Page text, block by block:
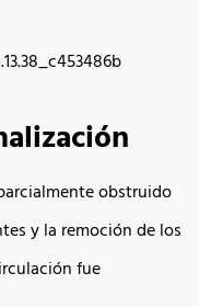
obstruido
y la remoción de los
fue